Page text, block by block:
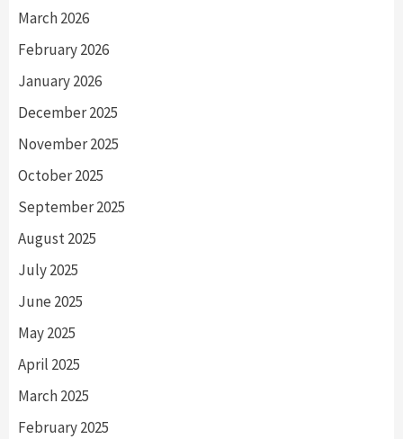
March 2026
February 2026
January 2026
December 2025
November 2025
October 2025
September 2025
August 2025
July 2025
June 2025
May 2025
April 2025
March 2025
February 2025